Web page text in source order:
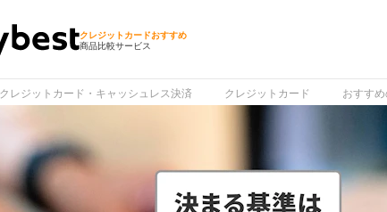
クレジットカードおすすめ
商品比較サービス
クレジットカード・キャッシュレス決済 クレジットカード おすす